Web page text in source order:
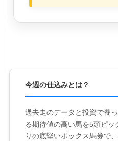
今週の仕込みとは？
過去走のデータと投資で養
る期待値の高い馬を5頭ピ
りの底堅いボックス馬券で